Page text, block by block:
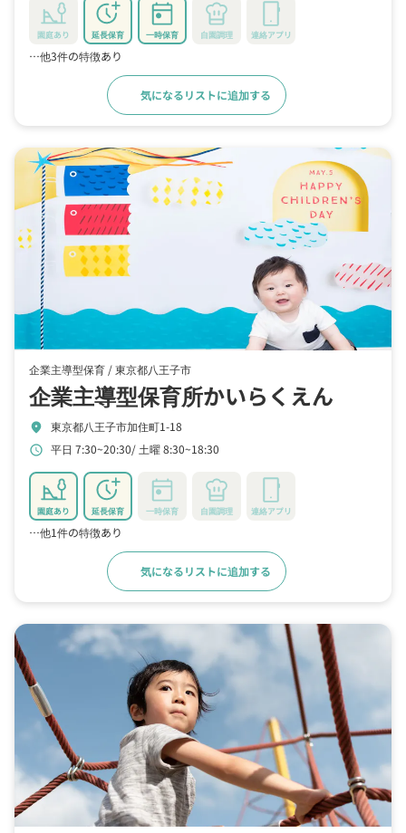
園庭あり 延長保育 一時保育 自園調理 連絡アプリ
…他3件の特徴あり
気になるリストに追加する
企業主導型保育 /東京都八王子市
企業主導型保育所かいらくえん
location_on 東京都八王子市加住町1-18
schedule 平日 7:30~20:30 土曜 8:30~18:30
園庭あり 延長保育 一時保育 自園調理 連絡アプリ
…他1件の特徴あり
気になるリストに追加する